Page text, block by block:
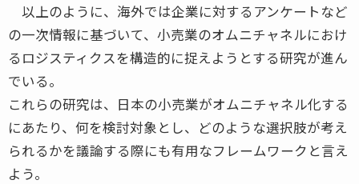
以上のように、海外では企業に対するアンケートなど
の一次情報に基づいて、小売業のオムニチャネルにおけ
るロジスティクスを構造的に捉えようとする研究が進ん
でいる。
これらの研究は、日本の小売業がオムニチャネル化する
にあたり、何を検討対象とし、どのような選択肢が考え
られるかを議論する際にも有用なフレームワークと言え
よう。